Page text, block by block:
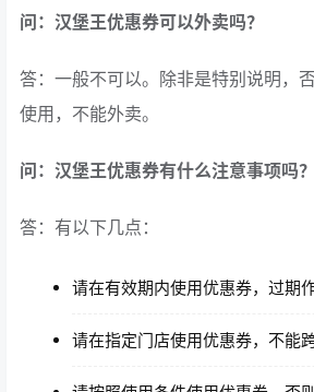
问：汉堡王优惠券可以外卖吗？
答：一般不可以。除非是特别说明，
使用，不能外卖。
问：汉堡王优惠券有什么注意事项吗？
答：有以下几点：
请在有效期内使用优惠券，过期作
请在指定门店使用优惠券，不能